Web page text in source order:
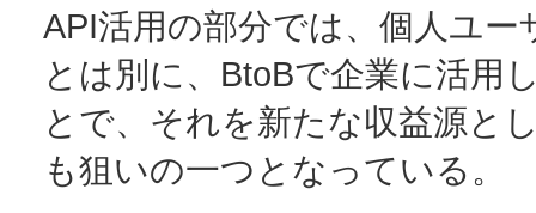
API活用の部分では、個人ユー
とは別に、BtoBで企業に活用
とで、それを新たな収益源と
も狙いの一つとなっている。